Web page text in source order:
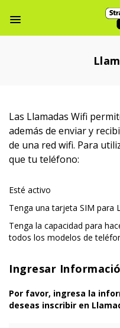
Menú de barra de
Las Llamadas Wifi
además de enviar y
de una red wifi. Para
que tu teléfono:
Esté activo
Tenga una tarjeta SIM para
Tenga la capacidad para
todos los modelos de
Ingresar
Por favor, ingresa la
deseas inscribir en